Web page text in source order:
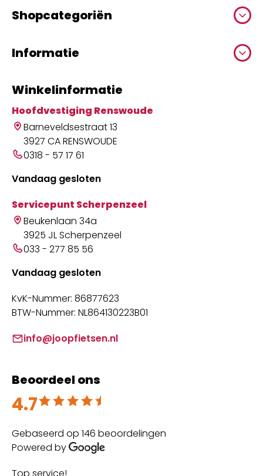
Shopcategoriën
Informatie
Winkelinformatie
Hoofdvestiging Renswoude
Barneveldsestraat 13
3927 CA RENSWOUDE
0318 - 57 17 61
Vandaag gesloten
Servicepunt Scherpenzeel
Beukenlaan 34a
3925 JL Scherpenzeel
033 - 277 85 56
Vandaag gesloten
KvK-Nummer: 86877623
BTW-Nummer: NL864130223B01
info@joopfietsen.nl
Beoordeel ons
4.7
Beoordeeld met 4.7 uit 5
Gebaseerd op 146 beoordelingen
Powered by